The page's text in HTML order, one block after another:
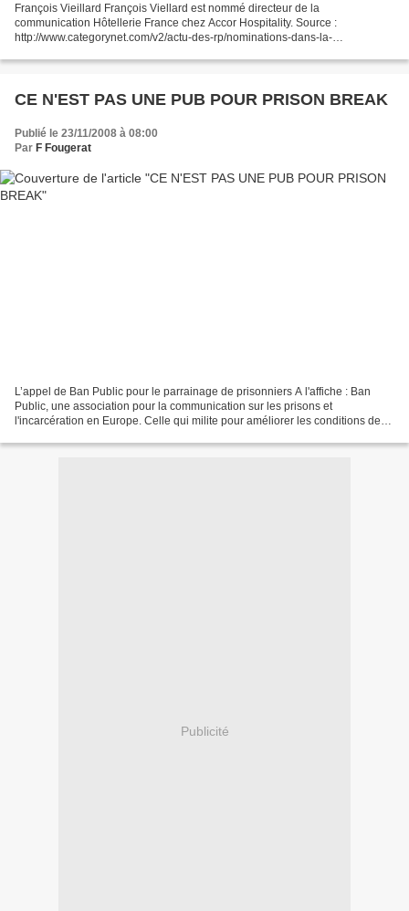
François Vieillard François Viellard est nommé directeur de la
communication Hôtellerie France chez Accor Hospitality. Source :
http://www.categorynet.com/v2/actu-des-rp/nominations-dans-la-
CE N'EST PAS UNE PUB POUR PRISON BREAK
Publié le 23/11/2008 à 08:00
Par F Fougerat
L’appel de Ban Public pour le parrainage de prisonniers A l'affiche : Ban
Public, une association pour la communication sur les prisons et
l'incarcération en Europe. Celle qui milite pour améliorer les conditions de
Publicité